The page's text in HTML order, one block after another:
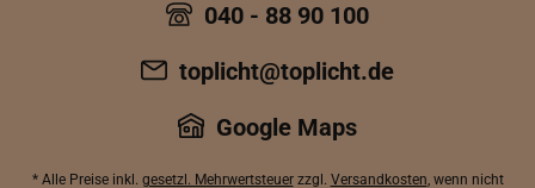
040 - 88 90 100
toplicht@toplicht.de
Google Maps
* Alle Preise inkl. gesetzl. Mehrwertsteuerzzgl. Versandkosten, wenn nicht